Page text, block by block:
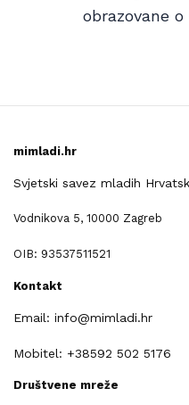
obrazovane
mimladi.hr
Svjetski savez mladih
Vodnikova 5, 10000 Zagreb
OIB: 93537511521
Kontakt
Email: info@mimladi.hr
Mobitel: +38592 502 5176
Društvene mreže